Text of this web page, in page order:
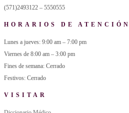
(571)2493122 – 5550555
HORARIOS DE ATENCIÓN
Lunes a jueves: 9:00 am – 7:00 pm
Viernes de 8:00 am – 3:00 pm
Fines de semana: Cerrado
Festivos: Cerrado
VISITAR